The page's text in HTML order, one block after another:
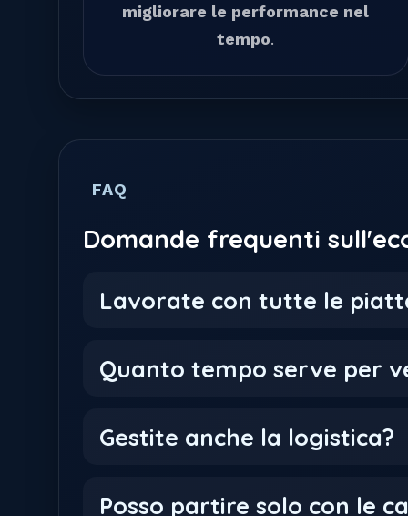
migliorare le performance nel
tempo.
FAQ
Domande frequenti
Lavorate con tutte le
Quanto tempo serve per
Gestite anche la logistica?
Posso partire solo con le